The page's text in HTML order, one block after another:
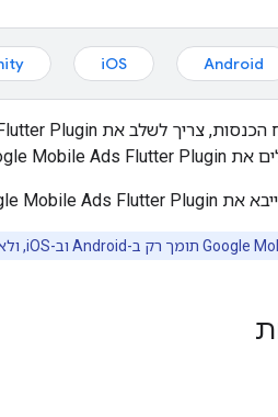
Android
iOS
הכנסות, צריך לשלב את Plugin
את Mobile Ads Flutter Plugin
את Mobile Ads Flutter Plugin
Google תומך רק ב-Android וב-iOS, ולא תומך בפלטפורמות אינטרנט ובמחשבים.